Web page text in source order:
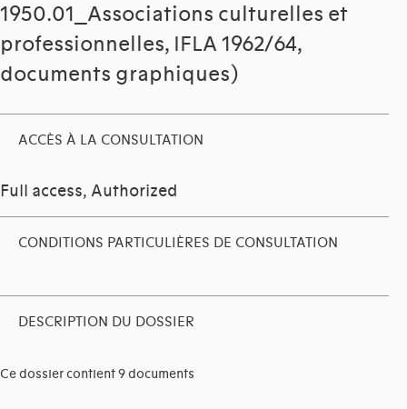
1950.01_Associations culturelles et
professionnelles, IFLA 1962/64,
documents graphiques)
ACCÈS À LA CONSULTATION
Full access, Authorized
CONDITIONS PARTICULIÈRES DE CONSULTATION
DESCRIPTION DU DOSSIER
Ce dossier contient 9 documents